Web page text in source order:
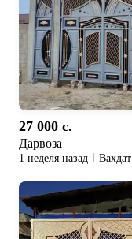
27 000 c.
Дарвоза
1 неделя назад Вахдат